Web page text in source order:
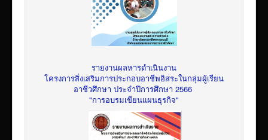
รายงานผลหารดำเนินงาน
โครงการสิ่งเสริมการประกอบอาชีพอิสระในกลุ่มผู้เรียน
อาชีวศึกษา ประจำปีการศึกษา 2566
"การอบรมเขียนแผนธุรกิจ"